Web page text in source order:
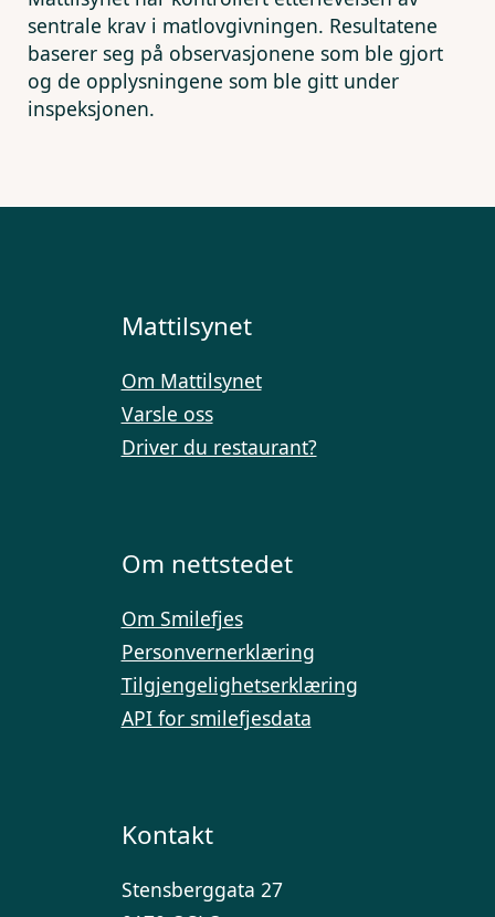
sentrale krav i matlovgivningen. Resultatene
baserer seg på observasjonene som ble gjort
og de opplysningene som ble gitt under
inspeksjonen.
Mattilsynet
Om Mattilsynet
Varsle oss
Driver du restaurant?
Om nettstedet
Om Smilefjes
Personvernerklæring
Tilgjengelighetserklæring
API for smilefjesdata
Kontakt
Stensberggata 27